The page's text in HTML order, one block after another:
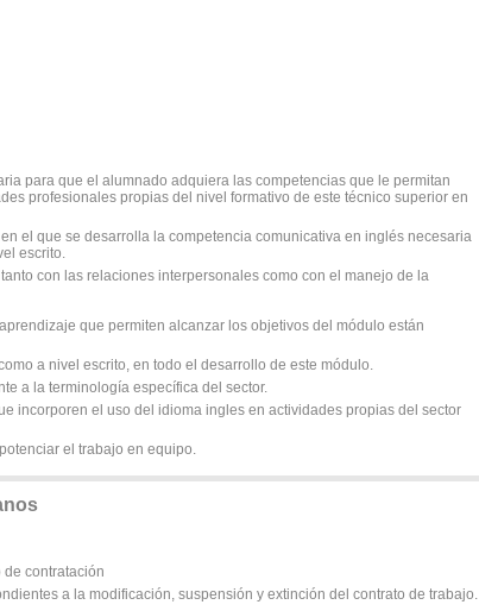
para que el alumnado adquiera las competencias que le permitan
profesionales propias del nivel formativo de este técnico superior en
el que se desarrolla la competencia comunicativa en inglés necesaria
escrito.
con las relaciones interpersonales como con el manejo de la
que permiten alcanzar los objetivos del módulo están
a nivel escrito, en todo el desarrollo de este módulo.
a la terminología específica del sector.
incorporen el uso del idioma ingles en actividades propias del sector
el trabajo en equipo.
contratación
a la modificación, suspensión y extinción del contrato de trabajo.